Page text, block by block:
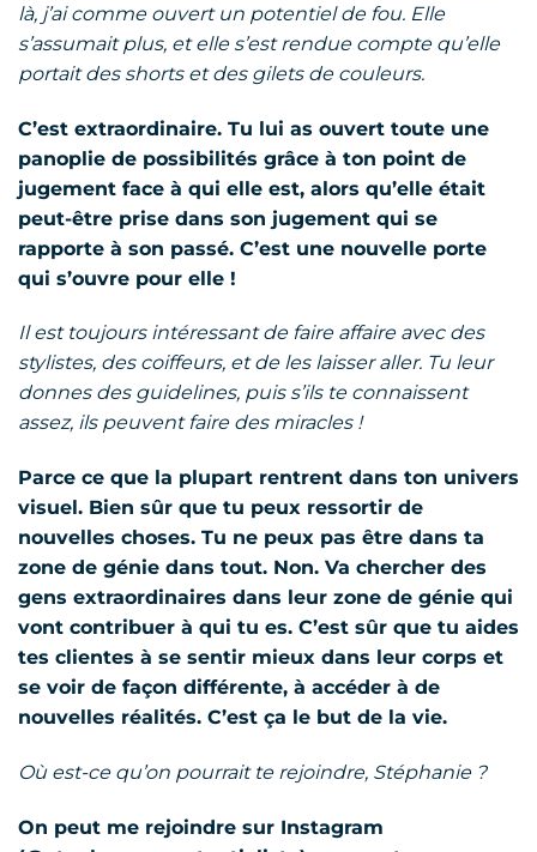
là, j’ai comme ouvert un potentiel de fou. Elle
s’assumait plus, et elle s’est rendue compte qu’elle
portait des shorts et des gilets de couleurs.
C’est extraordinaire. Tu lui as ouvert toute une
panoplie de possibilités grâce à ton point de
jugement face à qui elle est, alors qu’elle était
peut-être prise dans son jugement qui se
rapporte à son passé. C’est une nouvelle porte
qui s’ouvre pour elle !
Il est toujours intéressant de faire affaire avec des
stylistes, des coiffeurs, et de les laisser aller. Tu leur
donnes des guidelines, puis s’ils te connaissent
assez, ils peuvent faire des miracles !
Parce ce que la plupart rentrent dans ton univers
visuel. Bien sûr que tu peux ressortir de
nouvelles choses. Tu ne peux pas être dans ta
zone de génie dans tout. Non. Va chercher des
gens extraordinaires dans leur zone de génie qui
vont contribuer à qui tu es. C’est sûr que tu aides
tes clientes à se sentir mieux dans leur corps et
se voir de façon différente, à accéder à de
nouvelles réalités. C’est ça le but de la vie.
Où est-ce qu’on pourrait te rejoindre, Stéphanie ?
On peut me rejoindre sur Instagram